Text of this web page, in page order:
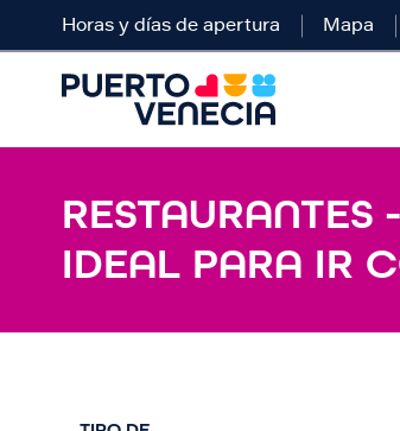
Horas y días de apertura Mapa
IDEAL PARA IR